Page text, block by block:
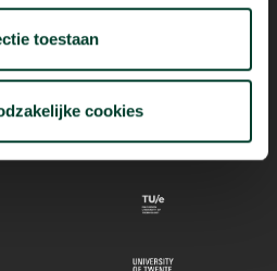
toestaan
cookies
dankzij